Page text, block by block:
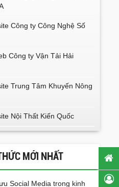
Công ty Công Nghệ Số
Công ty Vận Tải Hải
Trung Tâm Khuyến Nông
Nội Thất Kiến Quốc
MỚI NHẤT
Social Media trong kinh